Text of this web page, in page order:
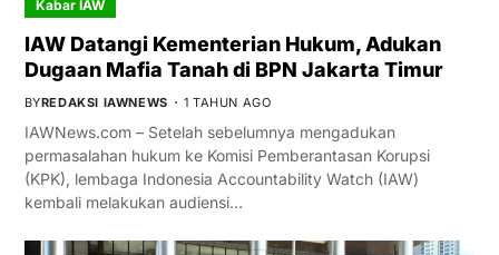
Kabar IAW
IAW Datangi Kementerian Hukum, Adukan
Dugaan Mafia Tanah di BPN Jakarta Timur
BYREDAKSI IAWNEWS 1 TAHUN AGO
IAWNews.com – Setelah sebelumnya mengadukan
permasalahan hukum ke Komisi Pemberantasan Korupsi
(KPK), lembaga Indonesia Accountability Watch (IAW)
kembali melakukan audiensi…